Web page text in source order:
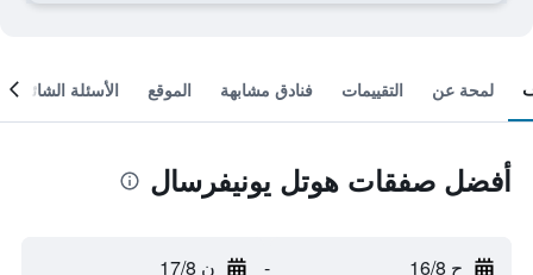
لمحة عن التقييمات فنادق مشابهة الموقع الأسئلة الشائعة
أفضل صفقات هوتل يونيفرسال
ح 16/8 - ن 17/8